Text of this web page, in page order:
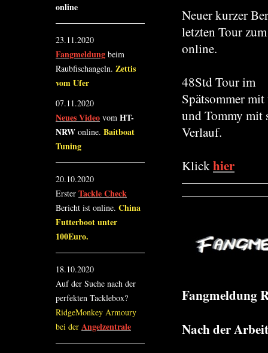
Neuer kurzer
letzten Tour
online.
48Std Tour im
Spätsommer mit
und Tommy mit
Verlauf.
Klick hier
Fangmeldung
Nach der
online
23.11.2020
Fangmeldung beim
Raubfischangeln. Zettis
vom Ufer
07.11.2020
Neues Video vom HT-
NRW online. Baitboat
Tuning
20.10.2020
Erster Tackle Check
Bericht ist online. China
Futterboot unter
100Euro.
18.10.2020
Auf der Suche nach der
perfekten Tacklebox?
RidgeMonkey Armoury
bei der Angelzentrale